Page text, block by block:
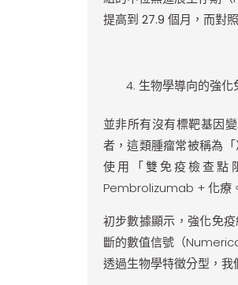
提高到 27.9 個月 ，而對
生物學導向的強化
並非所有沒有標靶基因
者，這類腫瘤常被稱為
使用「雙免疫檢查點
Pembrolizumab + 化療
初步數據顯示，強化免
斷的數值信號（
透過生物學特徵分型，